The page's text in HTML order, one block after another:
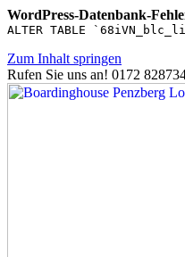
WordPress-Datenbank-
ALTER TABLE
Zum Inhalt springen
Rufen Sie uns an! 0172